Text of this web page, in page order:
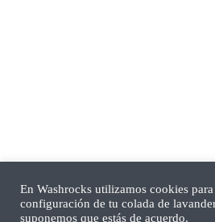
En Washrocks utilizamos cookies
configuración de tu colada de
suponemos que estás de acuerdo.